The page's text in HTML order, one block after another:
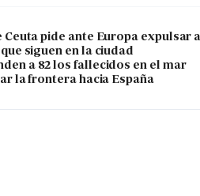
pide ante Europa expulsar
siguen en la ciudad
a 82 los fallecidos en el mar
la frontera hacia España